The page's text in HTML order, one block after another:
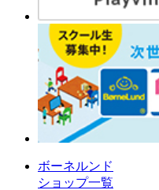
ボーネルンド
ショップ一覧